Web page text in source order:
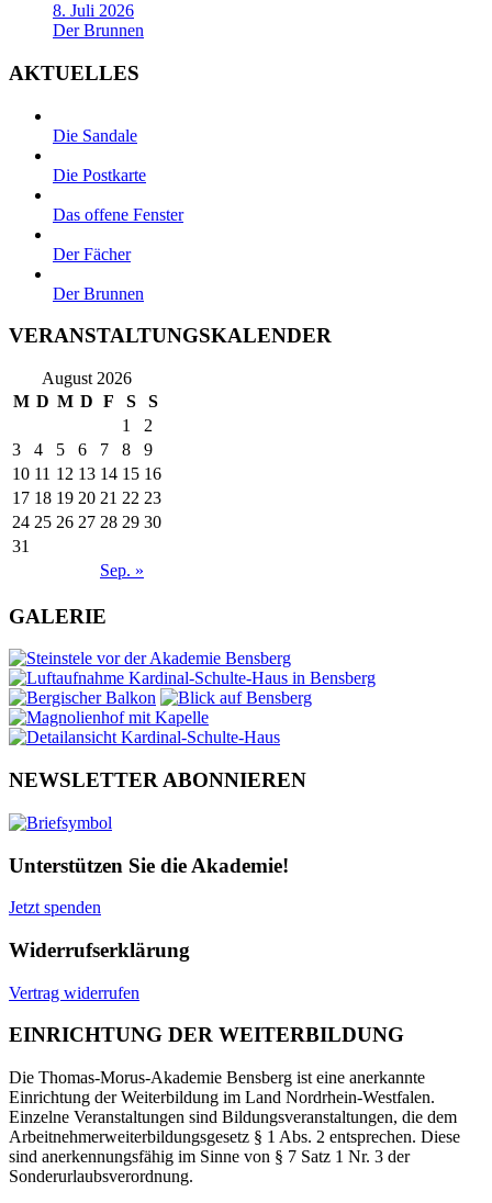
8. Juli 2026
Der Brunnen
AKTUELLES
Die Sandale
Die Postkarte
Das offene Fenster
Der Fächer
Der Brunnen
VERANSTALTUNGSKALENDER
August 2026
M D M D F S S
Sep. »
1
2
3
4 5 6 7 8
9
10 11 12 13 14 15 16
17 18 19 20 21 22 23
24 25 26 27 28 29 30
31
GALERIE
NEWSLETTER ABONNIEREN
Unterstützen Sie die Akademie!
Jetzt spenden
Widerrufserklärung
Vertrag widerrufen
EINRICHTUNG DER WEITERBILDUNG
Die Thomas-Morus-Akademie Bensberg ist eine anerkannte
Einrichtung der Weiterbildung im Land Nordrhein-Westfalen.
Einzelne Veranstaltungen sind Bildungsveranstaltungen, die dem
Arbeitnehmerweiterbildungsgesetz § 1 Abs. 2 entsprechen. Diese
sind anerkennungsfähig im Sinne von § 7 Satz 1 Nr. 3 der
Sonderurlaubsverordnung.